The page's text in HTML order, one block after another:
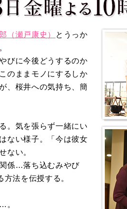
（瀬戸康史）
とうっか
。
びに今後どうするのか
のままモノにするしか
、桜井への気持ち、簡
。気を張らず一緒にい
ない様子。「今は彼女
ない。
係…落ち込むみやび
方法を伝授する。
。